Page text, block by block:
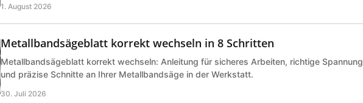
1. August 2026
Metallbandsägeblatt korrekt wechseln in 8 Schritten
Metallbandsägeblatt korrekt wechseln: Anleitung für sicheres Arbeiten, richtige Spannung
und präzise Schnitte an Ihrer Metallbandsäge in der Werkstatt.
30. Juli 2026